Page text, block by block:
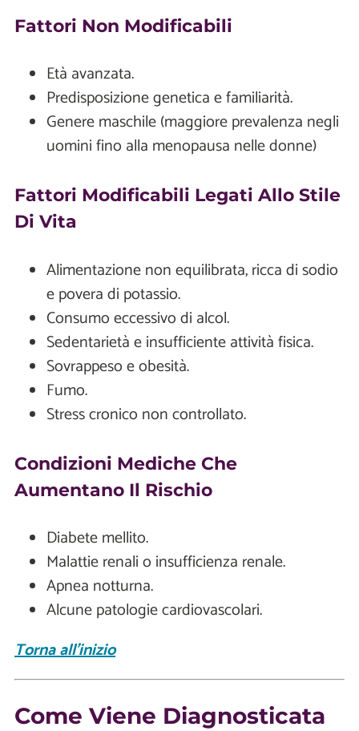
Fattori Non Modificabili
Età avanzata.
Predisposizione genetica e familiarità.
Genere maschile (maggiore prevalenza negli
uomini fino alla menopausa nelle donne)
Fattori Modificabili Legati Allo Stile
Di Vita
Alimentazione non equilibrata, ricca di sodio
e povera di potassio.
Consumo eccessivo di alcol.
Sedentarietà e insufficiente attività fisica.
Sovrappeso e obesità.
Fumo.
Stress cronico non controllato.
Condizioni Mediche Che
Aumentano Il Rischio
Diabete mellito.
Malattie renali o insufficienza renale.
Apnea notturna.
Alcune patologie cardiovascolari.
Torna all'inizio
Come Viene Diagnosticata